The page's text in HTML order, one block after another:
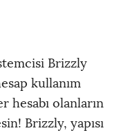
Brizzly
kullanım
olanların
Brizzly, yapısı